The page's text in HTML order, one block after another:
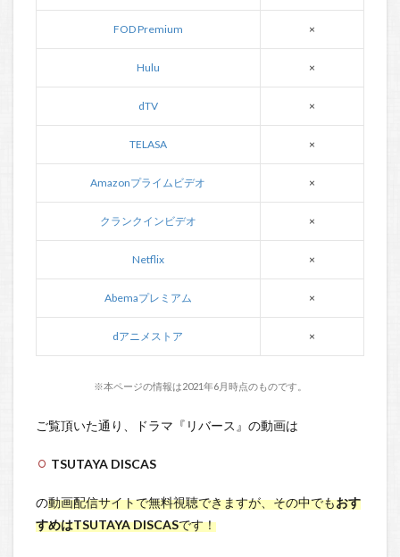
FOD Premium ×
Hulu ×
dTV ×
TELASA ×
Amazonプライムビデオ ×
クランクインビデオ ×
Netflix ×
Abemaプレミアム ×
dアニメストア ×
※本ページの情報は2021年6月時点のものです。
ご覧頂いた通り、ドラマ『リバース』の動画は
TSUTAYA DISCAS
の動画配信サイトで無料視聴できますが、その中でもおす
すめはTSUTAYA DISCASです！